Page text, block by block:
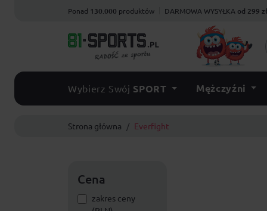
Ponad 130.000 produktów DARMOWA WYSYŁKA od 299 zł
Wybierz Swój SPORT Mężczyźni
Strona główna Everfight
Cena
zakres ceny